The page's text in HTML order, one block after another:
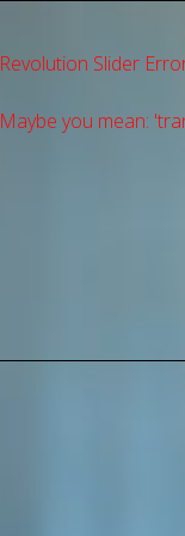
Revolution Slider
Maybe you mean: